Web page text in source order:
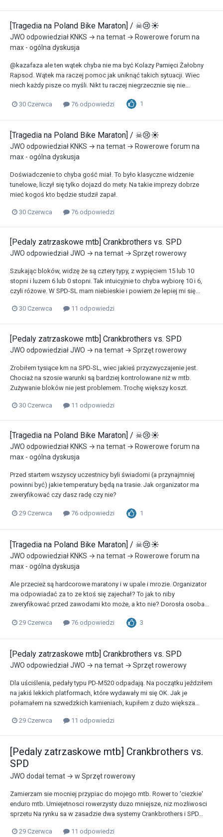
[Tragedia na Poland Bike Maraton] / ☠😢☀
JWO odpowiedział KNKS → na temat → Rowerowe forum na
max - ogólna dyskusja
@kazafaza ale ten wątek chyba nie ma być Kolazy Pamięci Żałobny
Rapsod. Wątek ma raczej pomoc jak uniknąć takich sytuacji. Wiec
niech każdy pisze co myśli. Nikt tu raczej niegrzecznie się nie...
30 Czerwca 76 odpowiedzi 1
[Tragedia na Poland Bike Maraton] / ☠😢☀
JWO odpowiedział KNKS → na temat → Rowerowe forum na
max - ogólna dyskusja
Doświadczenie to chyba gość miał. To było klasyczne widzenie
tunelowe, liczył się tylko dojazd do mety. Na takie imprezy dobrze
mieć kogoś kto będzie studził zapał.
30 Czerwca 76 odpowiedzi
[Pedaly zatrzaskowe mtb] Crankbrothers vs. SPD
JWO odpowiedziałJWO → na temat → Sprzęt rowerowy
Szukając bloków, widzę że są cztery typy, z wypięciem 15 lub 10
stopni i luzem 6 lub 0 stopni. Tak intuicyjnie to chyba wybiorę 10 i 6,
czyli różowe. W SPD-SL mam niebieskie i powiem że lepiej mi się...
30 Czerwca 11 odpowiedzi
[Pedaly zatrzaskowe mtb] Crankbrothers vs. SPD
JWO odpowiedziałJWO → na temat → Sprzęt rowerowy
Zrobiłem tysiące km na SPD-SL, wiec jakieś przyzwyczajenie jest.
Chociaż na szosie warunki są bardziej kontrolowane niż w mtb.
Zużywanie bloków nie jest problemem. Trochę większy koszt.
30 Czerwca 11 odpowiedzi
[Tragedia na Poland Bike Maraton] / ☠😢☀
JWO odpowiedział KNKS → na temat → Rowerowe forum na
max - ogólna dyskusja
Przed startem wszyscy uczestnicy byli świadomi (a przynajmniej
powinni być) jakie temperatury będą na trasie. Jak organizator ma
zweryfikować czy dasz radę czy nie?
29 Czerwca 76 odpowiedzi 1
[Tragedia na Poland Bike Maraton] / ☠😢☀
JWO odpowiedział KNKS → na temat → Rowerowe forum na
max - ogólna dyskusja
Ale przecież są hardcorowe maratony i w upale i mrozie. Organizator
ma odpowiadać za to ze ktoś się zajechał? To jak to niby
zweryfikować przed zawodami kto może, a kto nie? Dorosła osoba...
29 Czerwca 76 odpowiedzi 3
[Pedaly zatrzaskowe mtb] Crankbrothers vs. SPD
JWO odpowiedziałJWO → na temat → Sprzęt rowerowy
Dla uściślenia, pedały typu PD-M520 odpadają. Na początku jeździłem
na jakiś lekkich platformach, które wydawały mi się OK. Jak je
połamałem na szwedzkich kamieniach, kupiłem z dużo większa...
29 Czerwca 11 odpowiedzi
[Pedaly zatrzaskowe mtb] Crankbrothers vs.
SPD
JWO dodał temat → w Sprzęt rowerowy
Zamierzam sie mocniej przypiac do mojego mtb. Rower to 'ciezkie'
enduro mtb. Umiejetnosci rowerzysty duzo mniejsze, niz mozliwosci
sprzetu Na rynku sa w zasadzie dwa systemy Crankbrothers i SPD...
29 Czerwca 11 odpowiedzi